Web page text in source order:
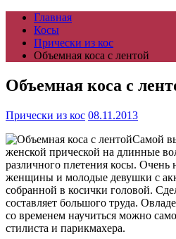
Главная
Косы
Прически из кос
Объемная коса с лентой
Объемная коса с
Прически из кос 08.11.2013
Самой
женской прической на длинные
различного плетения косы. Очень
женщины и молодые девушки с
собранной в косички головой.
составляет большого труда.
со временем научиться можно
стилиста и парикмахера.